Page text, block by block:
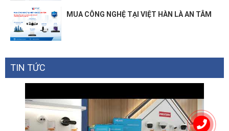
MUA CÔNG NGHỆ TẠI VIỆT HÀN LÀ AN TÂM
TIN TỨC